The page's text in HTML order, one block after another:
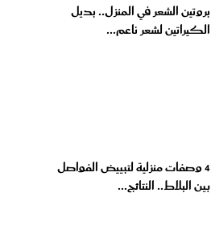
بروتين الشعر في المنزل.. بديل
الكيراتين لشعر ناعم...
4 وصفات منزلية لتبييض الفواصل
بين البلاط.. النتائج...